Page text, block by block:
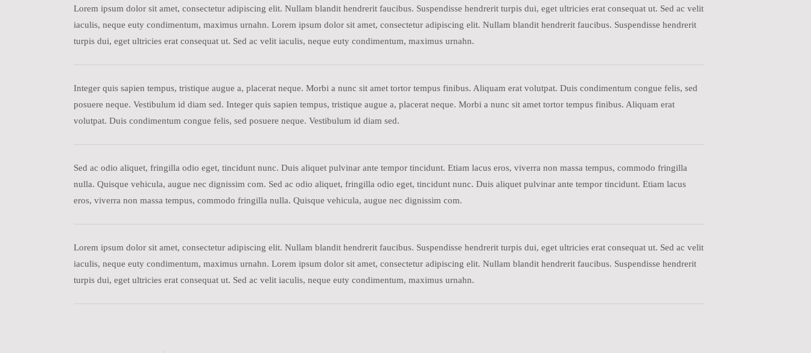
Lorem ipsum dolor sit amet, consectetur adipiscing elit. Nullam blandit hendrerit faucibus. Suspendisse hendrerit turpis dui, eget ultricies erat consequat ut. Sed ac velit
iaculis, neque euty condimentum, maximus urnahn. Lorem ipsum dolor sit amet, consectetur adipiscing elit. Nullam blandit hendrerit faucibus. Suspendisse hendrerit
turpis dui, eget ultricies erat consequat ut. Sed ac velit iaculis, neque euty condimentum, maximus urnahn.
Integer quis sapien tempus, tristique augue a, placerat neque. Morbi a nunc sit amet tortor tempus finibus. Aliquam erat volutpat. Duis condimentum congue felis, sed
posuere neque. Vestibulum id diam sed. Integer quis sapien tempus, tristique augue a, placerat neque. Morbi a nunc sit amet tortor tempus finibus. Aliquam erat
volutpat. Duis condimentum congue felis, sed posuere neque. Vestibulum id diam sed.
Sed ac odio aliquet, fringilla odio eget, tincidunt nunc. Duis aliquet pulvinar ante tempor tincidunt. Etiam lacus eros, viverra non massa tempus, commodo fringilla
nulla. Quisque vehicula, augue nec dignissim com. Sed ac odio aliquet, fringilla odio eget, tincidunt nunc. Duis aliquet pulvinar ante tempor tincidunt. Etiam lacus
eros, viverra non massa tempus, commodo fringilla nulla. Quisque vehicula, augue nec dignissim com.
Lorem ipsum dolor sit amet, consectetur adipiscing elit. Nullam blandit hendrerit faucibus. Suspendisse hendrerit turpis dui, eget ultricies erat consequat ut. Sed ac velit
iaculis, neque euty condimentum, maximus urnahn. Lorem ipsum dolor sit amet, consectetur adipiscing elit. Nullam blandit hendrerit faucibus. Suspendisse hendrerit
turpis dui, eget ultricies erat consequat ut. Sed ac velit iaculis, neque euty condimentum, maximus urnahn.